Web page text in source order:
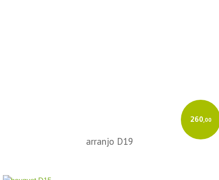
260,00
arranjo D19